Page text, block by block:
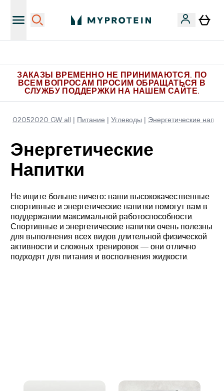
ЗАКАЗЫ ВРЕМЕННО НЕ ПРИНИМАЮТСЯ. ПО
ВСЕМ ВОПРОСАМ ПРОСИМ ОБРАЩАТЬСЯ В
СЛУЖБУ ПОДДЕРЖКИ НА НАШЕМ САЙТЕ.
02052020 GW all Питание Углеводы Энергетические
Энергетические
Напитки
Не ищите больше ничего: наши высококачественные
спортивные и энергетические напитки помогут вам в
поддержании максимальной работоспособности.
Спортивные и энергетические напитки очень полезны
для выполнения всех видов длительной физической
активности и сложных тренировок — они отлично
подходят для питания и восполнения жидкости.